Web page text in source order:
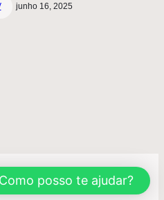
junho 16, 2025
Desenvolvimento World Office
Como posso te ajudar?